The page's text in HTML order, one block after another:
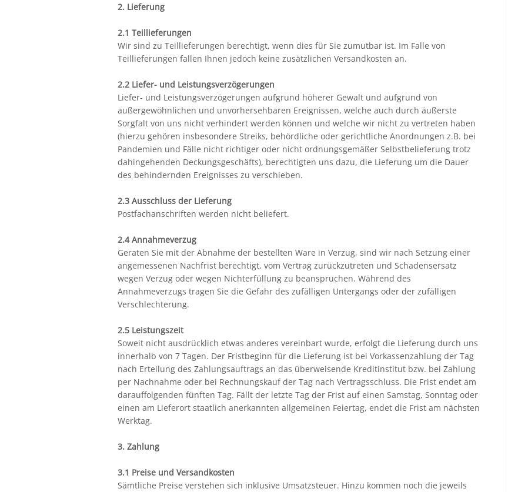
2. Lieferung
2.1 Teillieferungen
Wir sind zu Teillieferungen berechtigt, wenn dies für Sie zumutbar ist. Im Falle von
Teillieferungen fallen Ihnen jedoch keine zusätzlichen Versandkosten an.
2.2 Liefer- und Leistungsverzögerungen
Liefer- und Leistungsverzögerungen aufgrund höherer Gewalt und aufgrund von
außergewöhnlichen und unvorhersehbaren Ereignissen, welche auch durch äußerste
Sorgfalt von uns nicht verhindert werden können und welche wir nicht zu vertreten haben
(hierzu gehören insbesondere Streiks, behördliche oder gerichtliche Anordnungen z.B. bei
Pandemien und Fälle nicht richtiger oder nicht ordnungsgemäßer Selbstbelieferung trotz
dahingehenden Deckungsgeschäfts), berechtigten uns dazu, die Lieferung um die Dauer
des behindernden Ereignisses zu verschieben.
2.3 Ausschluss der Lieferung
Postfachanschriften werden nicht beliefert.
2.4 Annahmeverzug
Geraten Sie mit der Abnahme der bestellten Ware in Verzug, sind wir nach Setzung einer
angemessenen Nachfrist berechtigt, vom Vertrag zurückzutreten und Schadensersatz
wegen Verzug oder wegen Nichterfüllung zu beanspruchen. Während des
Annahmeverzugs tragen Sie die Gefahr des zufälligen Untergangs oder der zufälligen
Verschlechterung.
2.5 Leistungszeit
Soweit nicht ausdrücklich etwas anderes vereinbart wurde, erfolgt die Lieferung durch uns
innerhalb von 7 Tagen. Der Fristbeginn für die Lieferung ist bei Vorkassenzahlung der Tag
nach Erteilung des Zahlungsauftrags an das überweisende Kreditinstitut bzw. bei Zahlung
per Nachnahme oder bei Rechnungskauf der Tag nach Vertragsschluss. Die Frist endet am
darauffolgenden fünften Tag. Fällt der letzte Tag der Frist auf einen Samstag, Sonntag oder
einen am Lieferort staatlich anerkannten allgemeinen Feiertag, endet die Frist am nächsten
Werktag.
3. Zahlung
3.1 Preise und Versandkosten
Sämtliche Preise verstehen sich inklusive Umsatzsteuer. Hinzu kommen noch die jeweils